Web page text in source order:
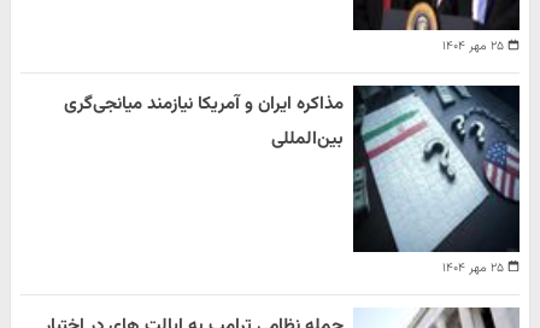
۲۵ مهر ۱۴۰۴
۲۵ مهر ۱۴۰۴
مذاکره ایران و آمریکا نیازمند میانجی‌گری
بین‌المللی